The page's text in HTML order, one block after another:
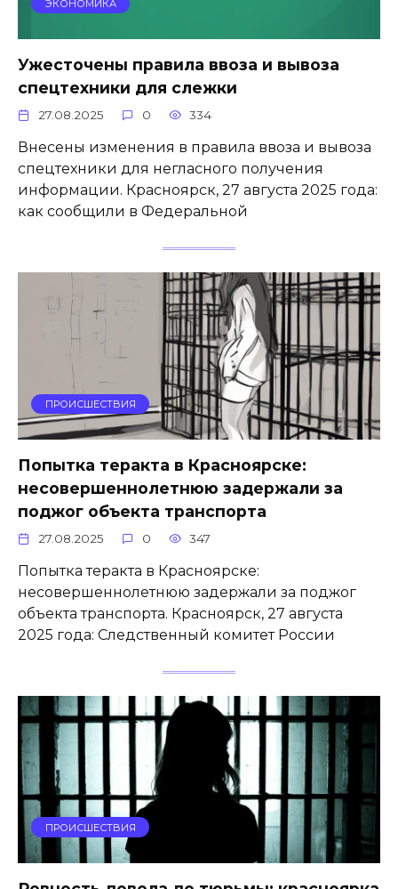
ЭКОНОМИКА
Ужесточены правила ввоза и вывоза
спецтехники для слежки
27.08.2025 0 334
Внесены изменения в правила ввоза и вывоза
спецтехники для негласного получения
информации. Красноярск, 27 августа 2025 года:
как сообщили в Федеральной
ПРОИСШЕСТВИЯ
Попытка теракта в Красноярске:
несовершеннолетнюю задержали за
поджог объекта транспорта
27.08.2025 0 347
Попытка теракта в Красноярске:
несовершеннолетнюю задержали за поджог
объекта транспорта. Красноярск, 27 августа
2025 года: Следственный комитет России
ПРОИСШЕСТВИЯ